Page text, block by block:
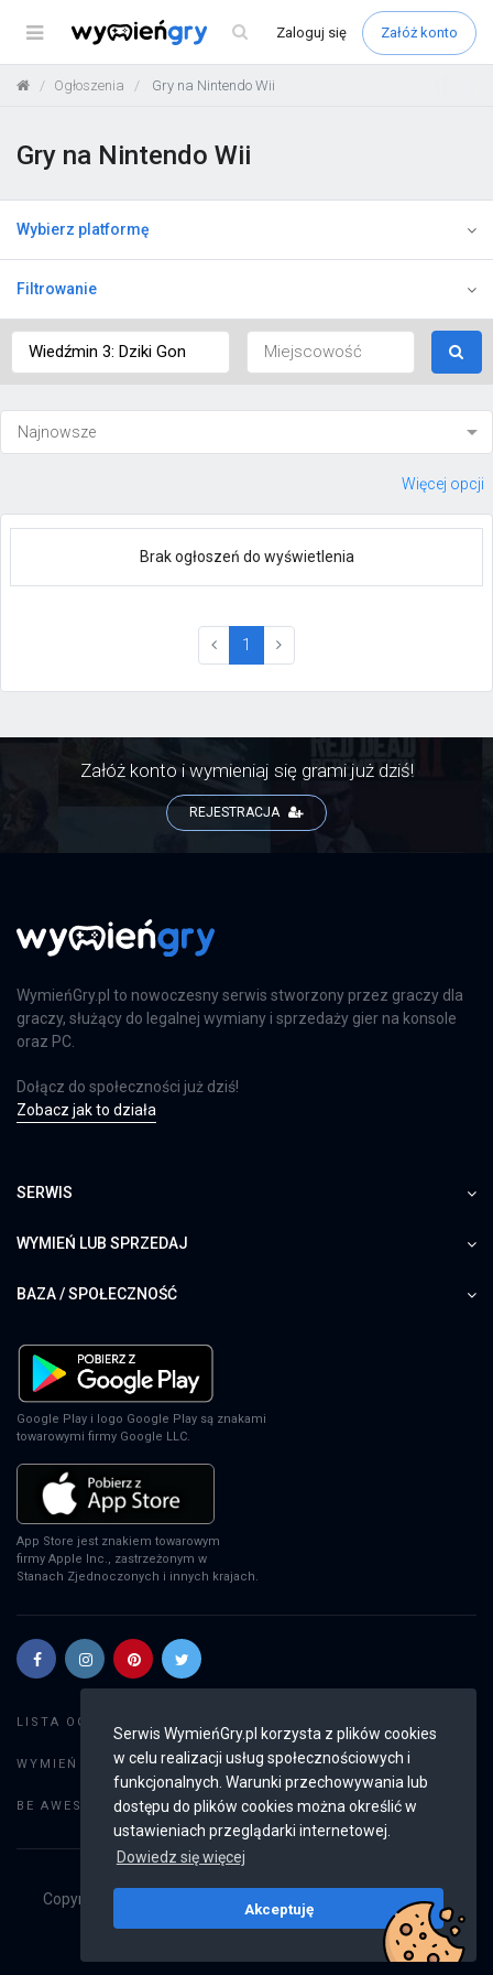
Serwis WymieńGry.pl korzysta z plików cookies
w celu realizacji usług społecznościowych i
funkcjonalnych. Warunki przechowywania lub
dostępu do plików cookies można określić w
ustawieniach przeglądarki internetowej.
Dowiedz się więcej
Akceptuję
Menu Zaloguj się Załóż konto
Ogłoszenia Gry na Nintendo Wii
Gry na Nintendo Wii
Wybierz platformę
Filtrowanie
Więcej opcji
Brak ogłoszeń do wyświetlenia
1 (current)
Załóż konto i wymieniaj się grami już dziś!
REJESTRACJA
WymieńGry.pl to nowoczesny serwis stworzony przez graczy dla
graczy, służący do legalnej wymiany i sprzedaży gier na konsole
oraz PC.
Dołącz do społeczności już dziś!
Zobacz jak to działa
SERWIS
WYMIEŃ LUB SPRZEDAJ
BAZA / SPOŁECZNOŚĆ
Google Play i logo Google Play są znakami
towarowymi firmy Google LLC.
App Store jest znakiem towarowym
firmy Apple Inc., zastrzeżonym w
Stanach Zjednoczonych i innych krajach.
LISTA OGŁOSZEŃ:
WYMIEŃ GRY: Dodaj ogłoszenie
BE AWESOME: Weryfikacja konta
Copyright © 2019 - 2026
Wszystkie prawa
v2.8.4